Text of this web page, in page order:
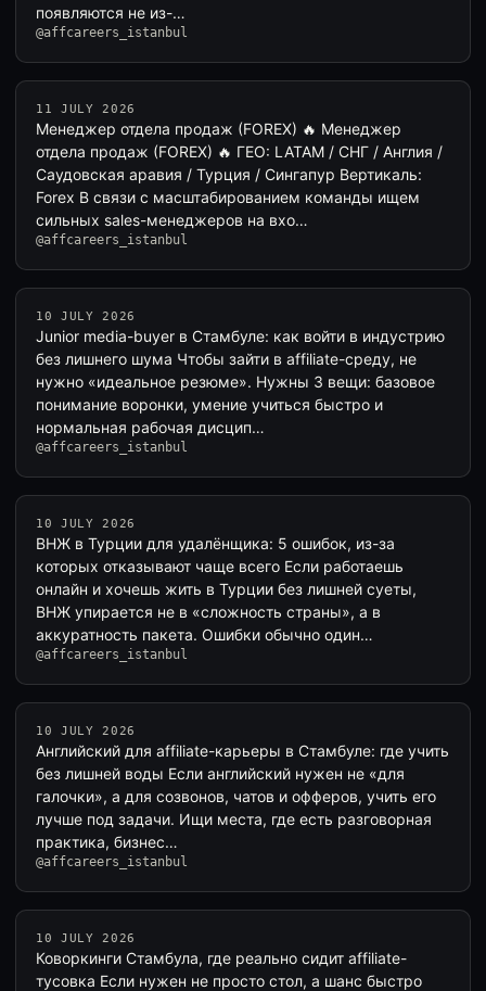
появляются не из-…
@affcareers_istanbul
11 JULY 2026
Менеджер отдела продаж (FOREX) 🔥 Менеджер
отдела продаж (FOREX) 🔥 ГЕО: LATAM / СНГ / Англия /
Саудовская аравия / Турция / Сингапур Вертикаль:
Forex В связи с масштабированием команды ищем
сильных sales-менеджеров на вхо…
@affcareers_istanbul
10 JULY 2026
Junior media-buyer в Стамбуле: как войти в индустрию
без лишнего шума Чтобы зайти в affiliate-среду, не
нужно «идеальное резюме». Нужны 3 вещи: базовое
понимание воронки, умение учиться быстро и
нормальная рабочая дисцип…
@affcareers_istanbul
10 JULY 2026
ВНЖ в Турции для удалёнщика: 5 ошибок, из-за
которых отказывают чаще всего Если работаешь
онлайн и хочешь жить в Турции без лишней суеты,
ВНЖ упирается не в «сложность страны», а в
аккуратность пакета. Ошибки обычно один…
@affcareers_istanbul
10 JULY 2026
Английский для affiliate-карьеры в Стамбуле: где учить
без лишней воды Если английский нужен не «для
галочки», а для созвонов, чатов и офферов, учить его
лучше под задачи. Ищи места, где есть разговорная
практика, бизнес…
@affcareers_istanbul
10 JULY 2026
Коворкинги Стамбула, где реально сидит affiliate-
тусовка Если нужен не просто стол, а шанс быстро